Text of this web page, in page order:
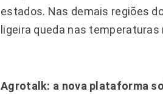
estados. Nas demais regiões
ligeira queda nas
Agrotalk: a nova plataforma